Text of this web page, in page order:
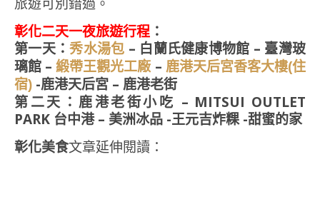
彰化二天一夜旅遊行程 ：
第一天：秀水湯包 – 白蘭氏健康博物館 – 臺灣玻
璃館 –緞帶王觀光工廠 – 鹿港天后宮香客大樓(住
宿) -鹿港天后宮 – 鹿港老街
第二天：鹿港老街小吃 – MITSUI OUTLET
PARK 台中港 – 美洲冰品 -王元吉炸粿 -甜蜜的家
彰化美食文章延伸閱讀：